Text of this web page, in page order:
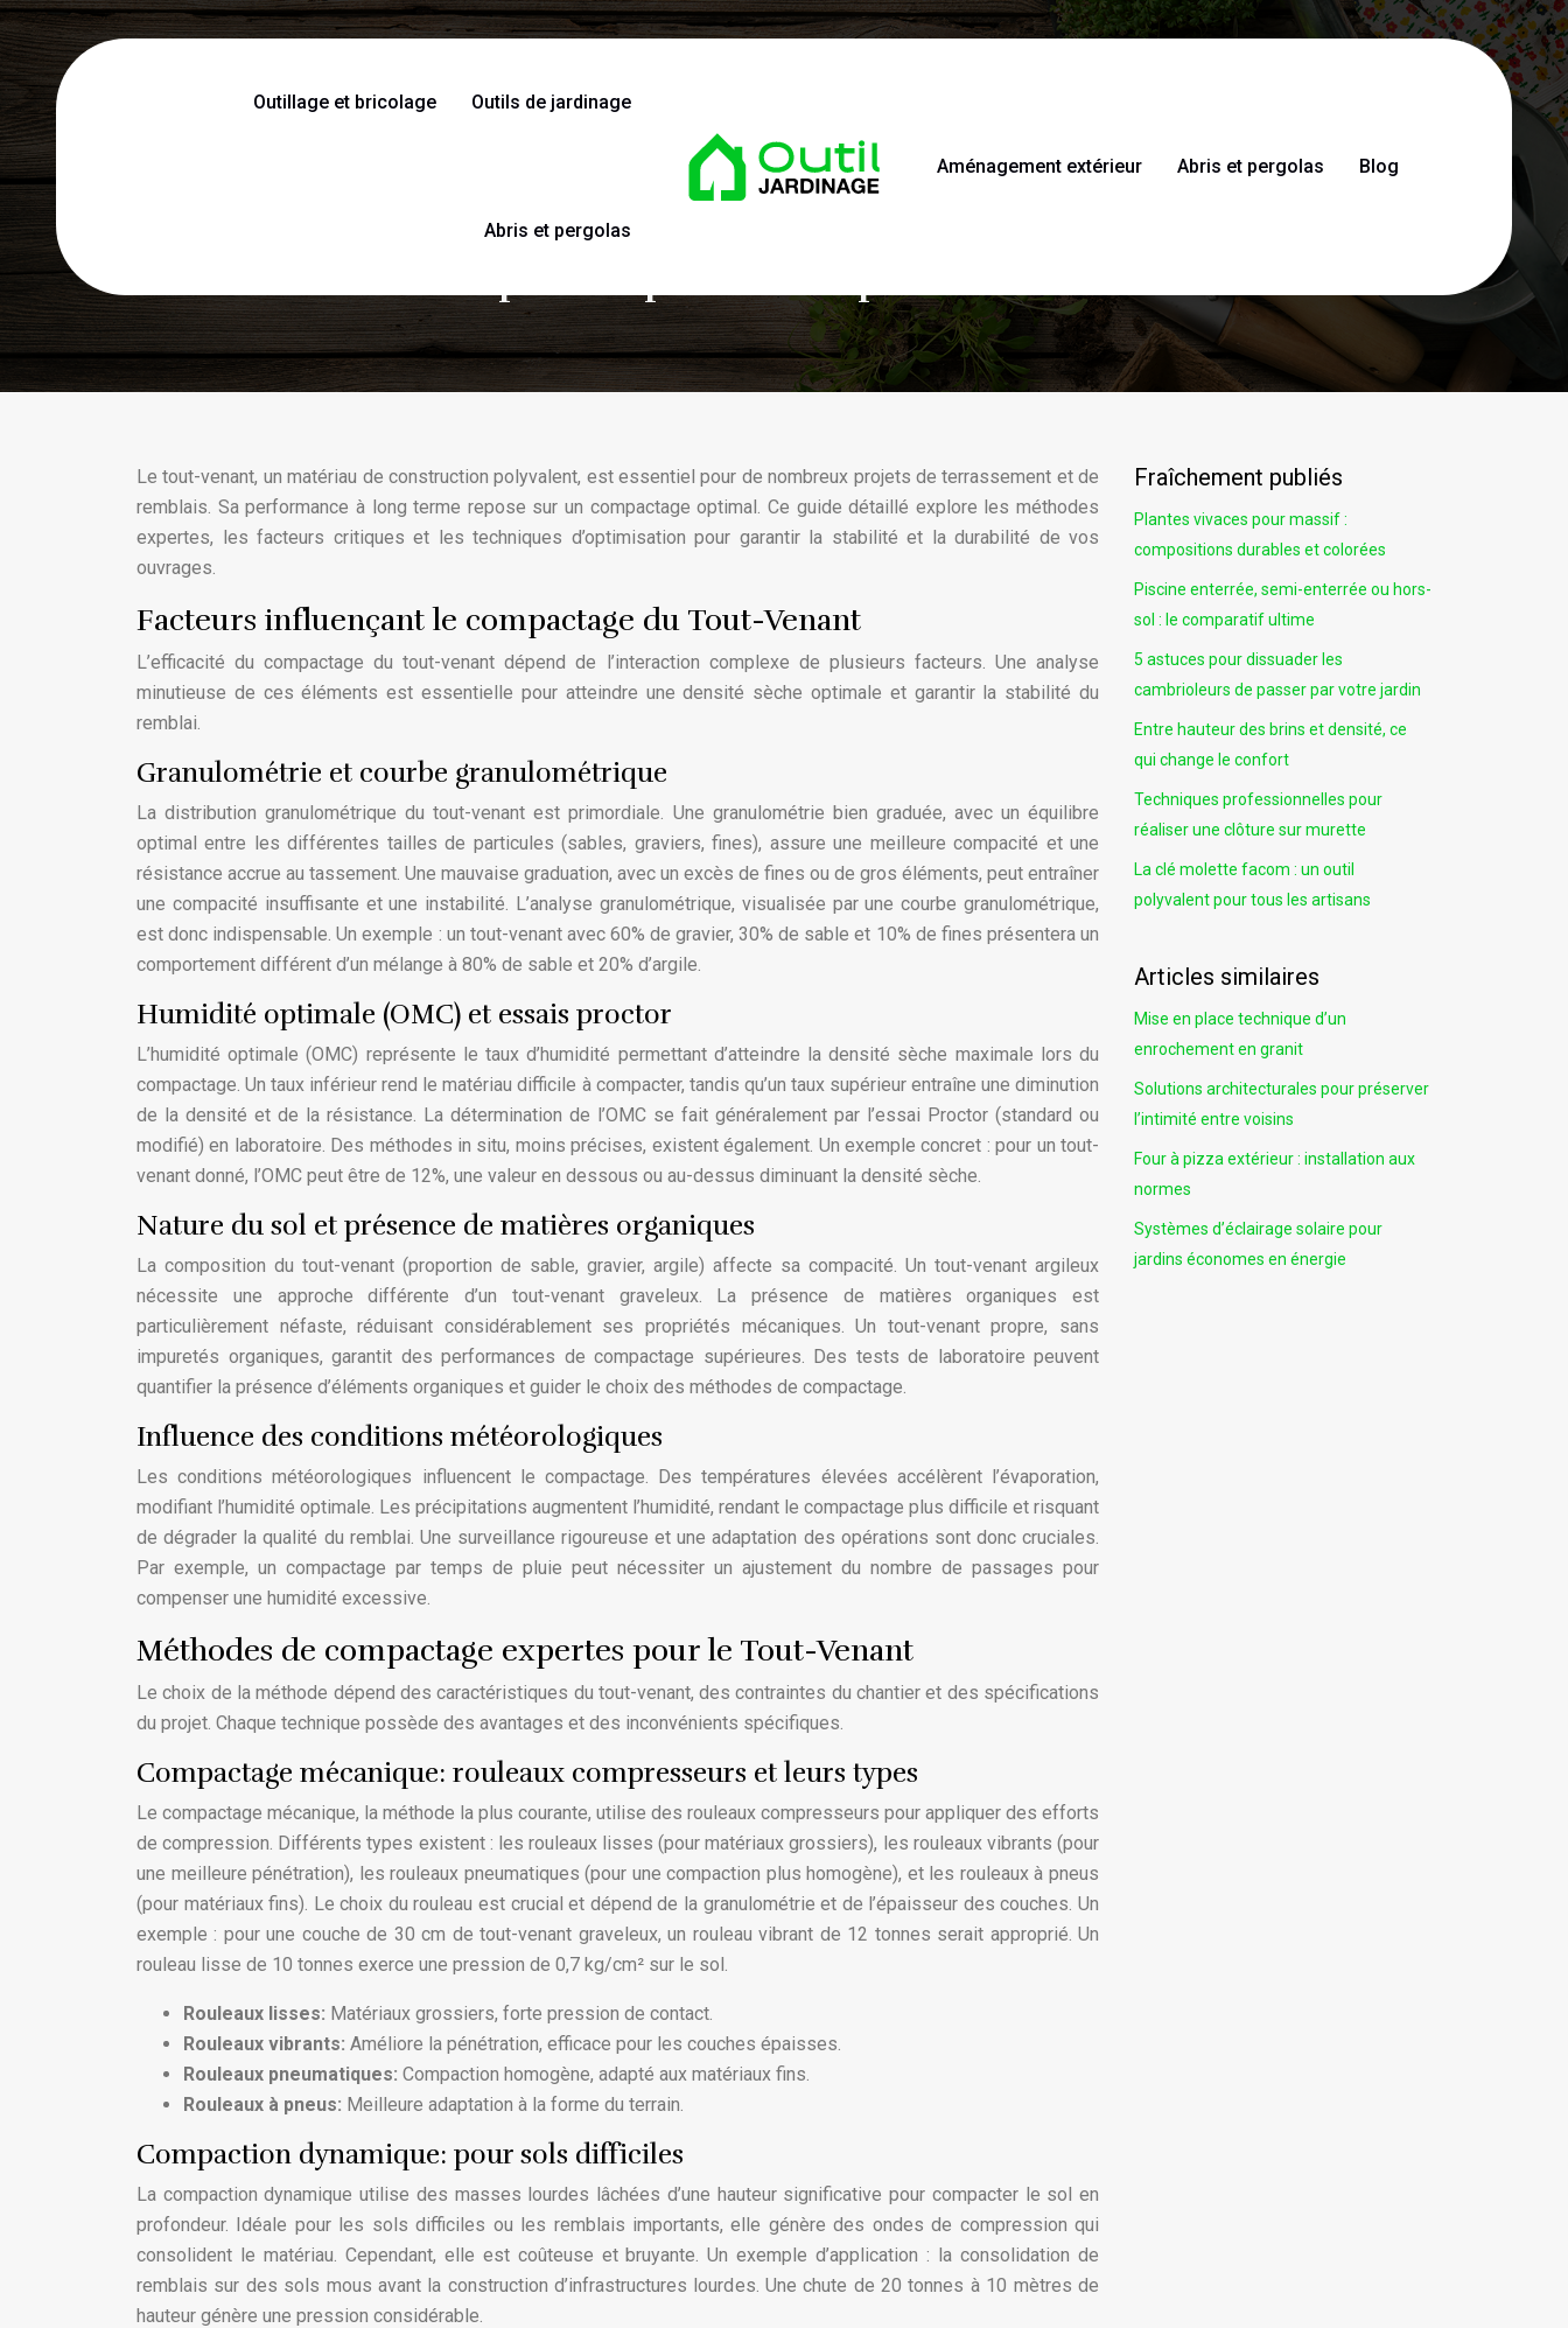
Outils de jardinage
Outillage et bricolage
Abris et pergolas
Aménagement extérieur Abris et pergolas Blog
Le tout-venant, un matériau de construction polyvalent, est essentiel pour de nombreux projets de terrassement et de
remblais. Sa performance à long terme repose sur un compactage optimal. Ce guide détaillé explore les méthodes
expertes, les facteurs critiques et les techniques d’optimisation pour garantir la stabilité et la durabilité de vos
ouvrages.
Facteurs influençant le compactage du Tout-Venant
L’efficacité du compactage du tout-venant dépend de l’interaction complexe de plusieurs facteurs. Une analyse
minutieuse de ces éléments est essentielle pour atteindre une densité sèche optimale et garantir la stabilité du
remblai.
Granulométrie et courbe granulométrique
La distribution granulométrique du tout-venant est primordiale. Une granulométrie bien graduée, avec un équilibre
optimal entre les différentes tailles de particules (sables, graviers, fines), assure une meilleure compacité et une
résistance accrue au tassement. Une mauvaise graduation, avec un excès de fines ou de gros éléments, peut entraîner
une compacité insuffisante et une instabilité. L’analyse granulométrique, visualisée par une courbe granulométrique,
est donc indispensable. Un exemple : un tout-venant avec 60% de gravier, 30% de sable et 10% de fines présentera un
comportement différent d’un mélange à 80% de sable et 20% d’argile.
Humidité optimale (OMC) et essais proctor
L’humidité optimale (OMC) représente le taux d’humidité permettant d’atteindre la densité sèche maximale lors du
compactage. Un taux inférieur rend le matériau difficile à compacter, tandis qu’un taux supérieur entraîne une diminution
de la densité et de la résistance. La détermination de l’OMC se fait généralement par l’essai Proctor (standard ou
modifié) en laboratoire. Des méthodes in situ, moins précises, existent également. Un exemple concret : pour un tout-
venant donné, l’OMC peut être de 12%, une valeur en dessous ou au-dessus diminuant la densité sèche.
Nature du sol et présence de matières organiques
La composition du tout-venant (proportion de sable, gravier, argile) affecte sa compacité. Un tout-venant argileux
nécessite une approche différente d’un tout-venant graveleux. La présence de matières organiques est
particulièrement néfaste, réduisant considérablement ses propriétés mécaniques. Un tout-venant propre, sans
impuretés organiques, garantit des performances de compactage supérieures. Des tests de laboratoire peuvent
quantifier la présence d’éléments organiques et guider le choix des méthodes de compactage.
Influence des conditions météorologiques
Les conditions météorologiques influencent le compactage. Des températures élevées accélèrent l’évaporation,
modifiant l’humidité optimale. Les précipitations augmentent l’humidité, rendant le compactage plus difficile et risquant
de dégrader la qualité du remblai. Une surveillance rigoureuse et une adaptation des opérations sont donc cruciales.
Par exemple, un compactage par temps de pluie peut nécessiter un ajustement du nombre de passages pour
compenser une humidité excessive.
Méthodes de compactage expertes pour le Tout-Venant
Le choix de la méthode dépend des caractéristiques du tout-venant, des contraintes du chantier et des spécifications
du projet. Chaque technique possède des avantages et des inconvénients spécifiques.
Compactage mécanique: rouleaux compresseurs et leurs types
Le compactage mécanique, la méthode la plus courante, utilise des rouleaux compresseurs pour appliquer des efforts
de compression. Différents types existent : les rouleaux lisses (pour matériaux grossiers), les rouleaux vibrants (pour
une meilleure pénétration), les rouleaux pneumatiques (pour une compaction plus homogène), et les rouleaux à pneus
(pour matériaux fins). Le choix du rouleau est crucial et dépend de la granulométrie et de l’épaisseur des couches. Un
exemple : pour une couche de 30 cm de tout-venant graveleux, un rouleau vibrant de 12 tonnes serait approprié. Un
rouleau lisse de 10 tonnes exerce une pression de 0,7 kg/cm² sur le sol.
Rouleaux lisses: Matériaux grossiers, forte pression de contact.
Rouleaux vibrants: Améliore la pénétration, efficace pour les couches épaisses.
Rouleaux pneumatiques: Compaction homogène, adapté aux matériaux fins.
Rouleaux à pneus: Meilleure adaptation à la forme du terrain.
Compaction dynamique: pour sols difficiles
La compaction dynamique utilise des masses lourdes lâchées d’une hauteur significative pour compacter le sol en
profondeur. Idéale pour les sols difficiles ou les remblais importants, elle génère des ondes de compression qui
consolident le matériau. Cependant, elle est coûteuse et bruyante. Un exemple d’application : la consolidation de
remblais sur des sols mous avant la construction d’infrastructures lourdes. Une chute de 20 tonnes à 10 mètres de
hauteur génère une pression considérable.
Fraîchement publiés
Plantes vivaces pour massif :
compositions durables et colorées
Piscine enterrée, semi-enterrée ou hors-
sol : le comparatif ultime
5 astuces pour dissuader les
cambrioleurs de passer par votre jardin
Entre hauteur des brins et densité, ce
qui change le confort
Techniques professionnelles pour
réaliser une clôture sur murette
La clé molette facom : un outil
polyvalent pour tous les artisans
Articles similaires
Mise en place technique d’un
enrochement en granit
Solutions architecturales pour préserver
l’intimité entre voisins
Four à pizza extérieur : installation aux
normes
Systèmes d’éclairage solaire pour
jardins économes en énergie